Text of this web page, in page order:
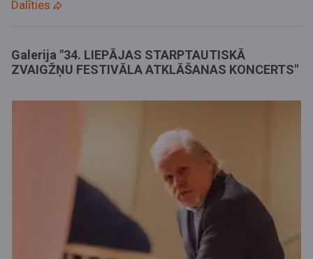
Dalīties
Galerija "34. LIEPĀJAS STARPTAUTISKĀ
ZVAIGŽŅU FESTIVĀLA ATKLĀŠANAS KONCERTS"